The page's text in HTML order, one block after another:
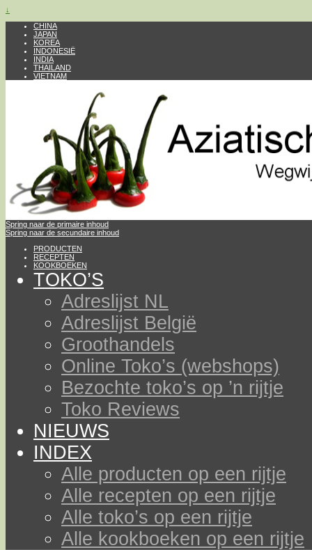
↓
CHINA
JAPAN
KOREA
INDONESIË
INDIA
THAILAND
VIETNAM
Spring naar de primaire inhoud
Spring naar de secundaire inhoud
PRODUCTEN
RECEPTEN
KOOKBOEKEN
TOKO’S
Adreslijst NL
Adreslijst België
Groothandels
Online Toko’s (webshops)
Bezochte toko’s op ’n rijtje
Toko Reviews
NIEUWS
INDEX
Alle producten op een rijtje
Alle recepten op een rijtje
Alle toko’s op een rijtje
Alle kookboeken op een rijtje